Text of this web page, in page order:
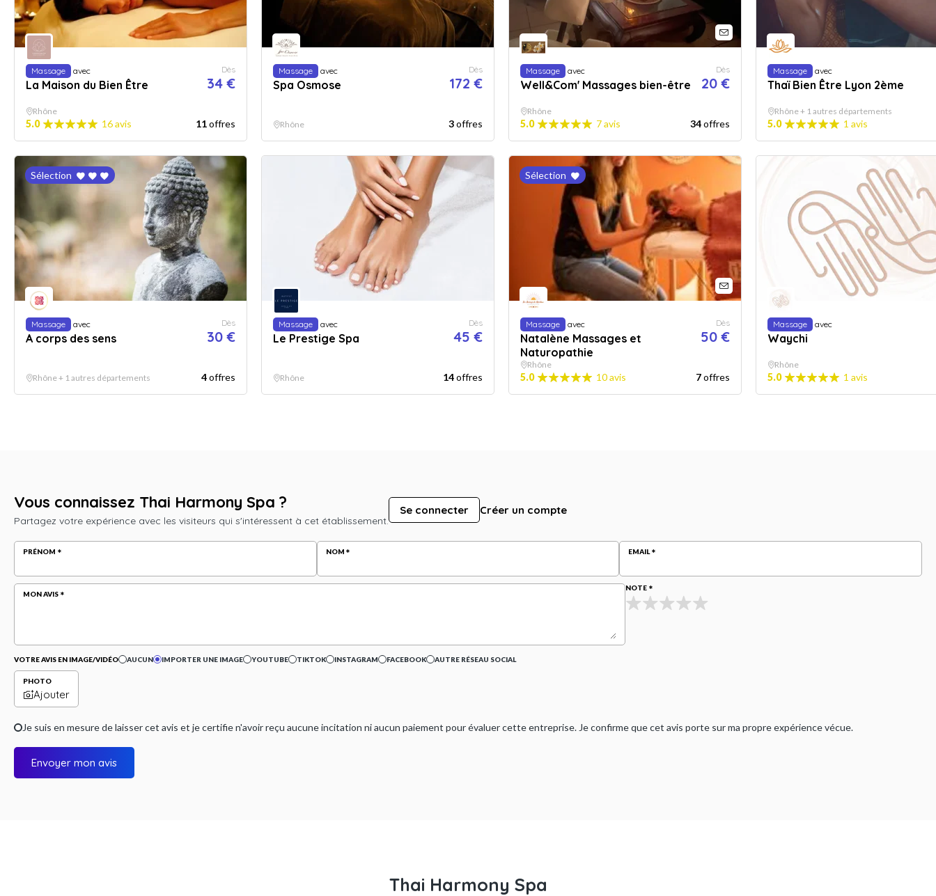
Massage avec
La Maison du Bien Être
Dès
34 €
Rhône
5.0 16 avis 11offres
Massage avec
Spa Osmose
Dès
172 €
Rhône 3offres
Massage avec
Well&Com' Massages bien-être
Dès
20 €
Rhône
5.0 7 avis 34offres
Massage avec
Thaï Bien Être Lyon 2ème
Rhône + 1 autres départements
5.0 1 avis
Sélection
Massage avec
A corps des sens
Dès
30 €
Rhône + 1 autres départements 4offres
Massage avec
Le Prestige Spa
Dès
45 €
Rhône 14offres
Sélection
Massage avec
Natalène Massages et
Naturopathie
Dès
50 €
Rhône
5.0 10 avis 7offres
Massage avec
Waychi
Rhône
5.0 1 avis
Vous connaissez Thai Harmony Spa ?
Partagez votre expérience avec les visiteurs qui s'intéressent à cet établissement.
Se connecter Créer un compte
PRÉNOM NOM EMAIL
MON AVIS
NOTE
VOTRE AVIS EN IMAGE/VIDÉO AUCUN IMPORTER UNE IMAGE YOUTUBE TIKTOK INSTAGRAM FACEBOOK AUTRE RÉSEAU SOCIAL
PHOTO
Ajouter
Je suis en mesure de laisser cet avis et je certifie n'avoir reçu aucune incitation ni aucun paiement pour évaluer cette entreprise. Je confirme que cet avis porte sur ma propre expérience vécue.
Envoyer mon avis
Thai Harmony Spa